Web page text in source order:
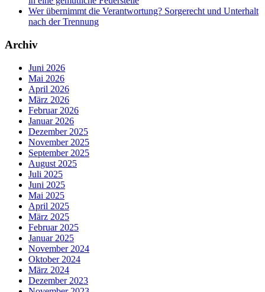
Wer übernimmt die Verantwortung? Sorgerecht und Unterhalt
nach der Trennung
Archiv
Juni 2026
Mai 2026
April 2026
März 2026
Februar 2026
Januar 2026
Dezember 2025
November 2025
September 2025
August 2025
Juli 2025
Juni 2025
Mai 2025
April 2025
März 2025
Februar 2025
Januar 2025
November 2024
Oktober 2024
März 2024
Dezember 2023